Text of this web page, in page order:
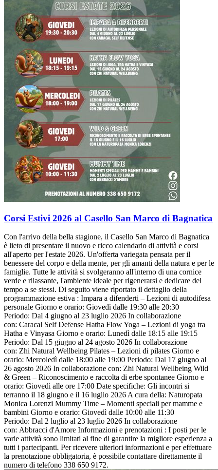
Corsi Estivi 2026 al Casello San Marco di Bagnatica
Con l'arrivo della bella stagione, il Casello San Marco di Bagnatica
è lieto di presentare il nuovo e ricco calendario di attività e corsi
all'aperto per l'estate 2026. Un'offerta variegata pensata per il
benessere del corpo e della mente, per gli amanti della natura e per le
famiglie. Tutte le attività si svolgeranno all'interno di una cornice
verde e rilassante, l'ambiente ideale per rigenerarsi e dedicare del
tempo a se stessi. Di seguito viene riportato il dettaglio della
programmazione estiva : Impara a difenderti – Lezioni di autodifesa
personale Giorno e orario: Giovedì dalle 19:30 alle 20:30
Periodo: Dal 4 giugno al 23 luglio 2026 In collaborazione
con: Caracal Self Defense Hatha Flow Yoga – Lezioni di yoga tra
Hatha e Vinyasa Giorno e orario: Lunedì dalle 18:15 alle 19:15
Periodo: Dal 15 giugno al 24 agosto 2026 In collaborazione
con: Zhi Natural Wellbeing Pilates – Lezioni di pilates Giorno e
orario: Mercoledì dalle 18:00 alle 19:00 Periodo: Dal 17 giugno al
26 agosto 2026 In collaborazione con: Zhi Natural Wellbeing Wild
& Green – Riconoscimento e raccolta di erbe spontanee Giorno e
orario: Giovedì alle ore 17:00 Date specifiche: Gli incontri si
terranno il 18 giugno e il 16 luglio 2026 A cura della: Naturopata
Monica Lorenzi Mummy Time – Momenti speciali per mamme e
bambini Giorno e orario: Giovedì dalle 10:00 alle 11:30
Periodo: Dal 2 luglio al 23 luglio 2026 In collaborazione
con: Abbracci d'Amore Informazioni e prenotazioni : I posti per le
varie attività sono limitati al fine di garantire la migliore esperienza a
tutti i partecipanti. Per ricevere ulteriori informazioni e per effettuare
la prenotazione obbligatoria, è possibile contattare direttamente il
numero di telefono 338 650 9172.